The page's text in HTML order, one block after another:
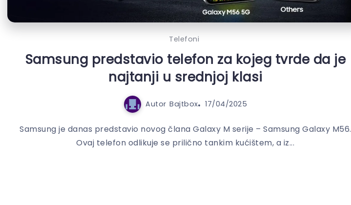
Telefoni
Samsung predstavio telefon za kojeg tvrde da je
najtanji u srednjoj klasi
Autor Bajtbox 17/04/2025
Samsung je danas predstavio novog člana Galaxy M serije – Samsung Galaxy M56.
Ovaj telefon odlikuje se prilično tankim kućištem, a iz...